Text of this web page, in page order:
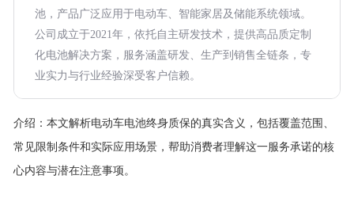
池，产品广泛应用于电动车、智能家居及储能系统领域。
公司成立于2021年，依托自主研发技术，提供高品质定制
化电池解决方案，服务涵盖研发、生产到销售全链条，专
业实力与行业经验深受客户信赖。
介绍： 本文解析电动车电池终身质保的真实含义，包括覆盖范围、
常见限制条件和实际应用场景，帮助消费者理解这一服务承诺的核
心内容与潜在注意事项。